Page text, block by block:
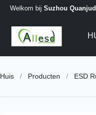
Welkom bij Suzhou
Huis / Producten / ESD